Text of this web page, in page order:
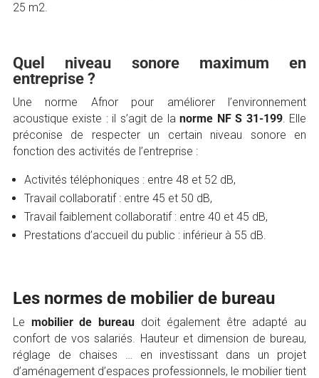
25 m2.
Quel niveau sonore maximum en
entreprise ?
Une norme Afnor pour améliorer l’environnement
acoustique existe : il s’agit de lanorme NF S 31-199. Elle
préconise de respecter un certain niveau sonore en
fonction des activités de l’entreprise :
Activités téléphoniques : entre 48 et 52 dB,
Travail collaboratif : entre 45 et 50 dB,
Travail faiblement collaboratif : entre 40 et 45 dB,
Prestations d’accueil du public : inférieur à 55 dB.
Les normes de mobilier de bureau
Le mobilier de bureau doit également être adapté au
confort de vos salariés. Hauteur et dimension de bureau,
réglage de chaises … en investissant dans un projet
d’aménagement d’espaces professionnels, le mobilier tient